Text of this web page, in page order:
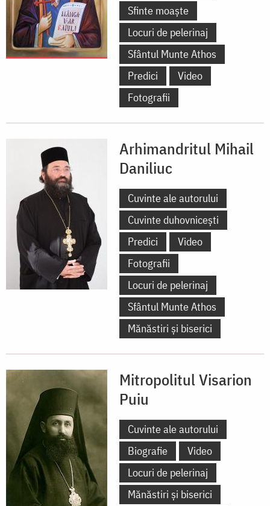
Sfinte moaște
Locuri de pelerinaj
Sfântul Munte Athos
Predici
Video
Fotografii
Arhimandritul Mihail
Daniliuc
Cuvinte ale autorului
Cuvinte duhovnicești
Predici
Video
Fotografii
Locuri de pelerinaj
Sfântul Munte Athos
Mănăstiri și biserici
Mitropolitul Visarion
Puiu
Cuvinte ale autorului
Biografie
Video
Locuri de pelerinaj
Mănăstiri și biserici